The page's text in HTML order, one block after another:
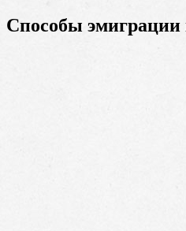
Способы эмиграции